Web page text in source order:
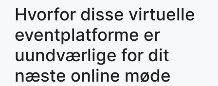
Hvorfor disse virtuelle
eventplatforme er
uundværlige for dit
næste online møde